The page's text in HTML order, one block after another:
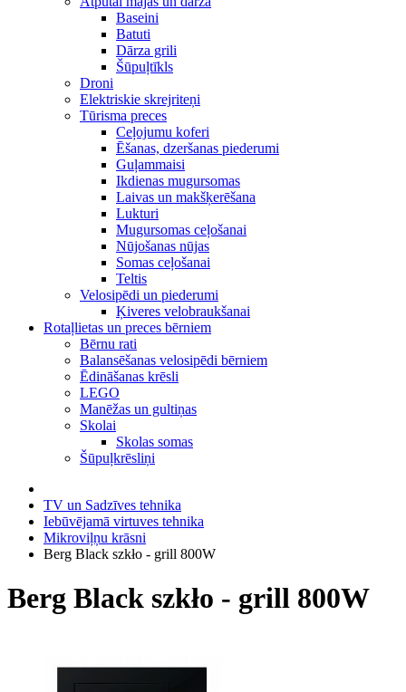
Baseini
Batuti
Dārza grili
Šūpuļtīkls
Droni
Elektriskie skrejriteņi
Tūrisma preces
Ceļojumu koferi
Ēšanas, dzeršanas piederumi
Guļammaisi
Ikdienas mugursomas
Laivas un makšķerēšana
Lukturi
Mugursomas ceļošanai
Nūjošanas nūjas
Somas ceļošanai
Teltis
Velosipēdi un piederumi
Ķiveres velobraukšanai
Rotaļlietas un preces bērniem
Bērnu rati
Balansēšanas velosipēdi bērniem
Ēdināšanas krēsli
LEGO
Manēžas un gultiņas
Skolai
Skolas somas
Šūpuļkrēsliņi
TV un Sadzīves tehnika
Iebūvējamā virtuves tehnika
Mikroviļņu krāsni
Berg Black szkło - grill 800W
Berg Black szkło - grill 800W